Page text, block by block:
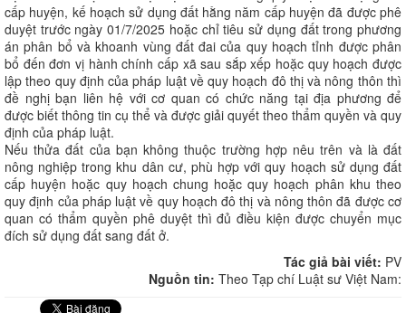
cấp huyện, kế hoạch sử dụng đất hằng năm cấp huyện đã được phê
duyệt trước ngày 01/7/2025 hoặc chỉ tiêu sử dụng đất trong phương
án phân bổ và khoanh vùng đất đai của quy hoạch tỉnh được phân
bổ đến đơn vị hành chính cấp xã sau sắp xếp hoặc quy hoạch được
lập theo quy định của pháp luật về quy hoạch đô thị và nông thôn thì
đề nghị bạn liên hệ với cơ quan có chức năng tại địa phương để
được biết thông tin cụ thể và được giải quyết theo thẩm quyền và quy
định của pháp luật.
Nếu thửa đất của bạn không thuộc trường hợp nêu trên và là đất
nông nghiệp trong khu dân cư, phù hợp với quy hoạch sử dụng đất
cấp huyện hoặc quy hoạch chung hoặc quy hoạch phân khu theo
quy định của pháp luật về quy hoạch đô thị và nông thôn đã được cơ
quan có thẩm quyền phê duyệt thì đủ điều kiện được chuyển mục
đích sử dụng đất sang đất ở.
Tác giả bài viết: PV
Nguồn tin: Theo Tạp chí Luật sư Việt Nam: